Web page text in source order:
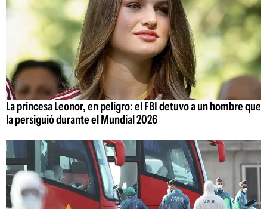
La princesa Leonor, en peligro: el FBI detuvo a un hombre que
la persiguió durante el Mundial 2026